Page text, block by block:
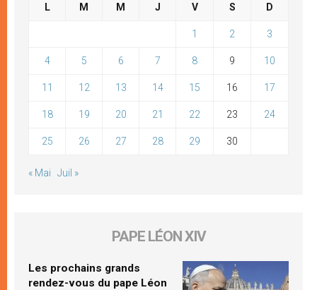
L M M J V S D
1 2 3
4 5 6 7 8 9 10
11 12 13 14 15 16 17
18 19 20 21 22 23 24
25 26 27 28 29 30
« Mai Juil »
PAPE LÉON XIV
Les prochains grands
rendez-vous du pape Léon